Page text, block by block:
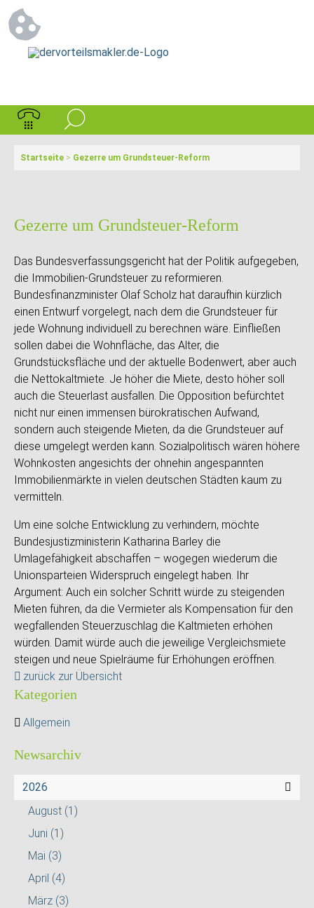
Startseite > Gezerre um Grundsteuer-Reform
Gezerre um Grundsteuer-Reform
Das Bundesverfassungsgericht hat der Politik aufgegeben,
die Immobilien-Grundsteuer zu reformieren.
Bundesfinanzminister Olaf Scholz hat daraufhin kürzlich
einen Entwurf vorgelegt, nach dem die Grundsteuer für
jede Wohnung individuell zu berechnen wäre. Einfließen
sollen dabei die Wohnfläche, das Alter, die
Grundstücksfläche und der aktuelle Bodenwert, aber auch
die Nettokaltmiete. Je höher die Miete, desto höher soll
auch die Steuerlast ausfallen. Die Opposition befürchtet
nicht nur einen immensen bürokratischen Aufwand,
sondern auch steigende Mieten, da die Grundsteuer auf
diese umgelegt werden kann. Sozialpolitisch wären höhere
Wohnkosten angesichts der ohnehin angespannten
Immobilienmärkte in vielen deutschen Städten kaum zu
vermitteln.
Um eine solche Entwicklung zu verhindern, möchte
Bundesjustizministerin Katharina Barley die
Umlagefähigkeit abschaffen – wogegen wiederum die
Unionsparteien Widerspruch eingelegt haben. Ihr
Argument: Auch ein solcher Schritt würde zu steigenden
Mieten führen, da die Vermieter als Kompensation für den
wegfallenden Steuerzuschlag die Kaltmieten erhöhen
würden. Damit würde auch die jeweilige Vergleichsmiete
steigen und neue Spielräume für Erhöhungen eröffnen.
zurück zur Übersicht
Kategorien
Allgemein
Newsarchiv
2026
August (1)
Juni (1)
Mai (3)
April (4)
März (3)